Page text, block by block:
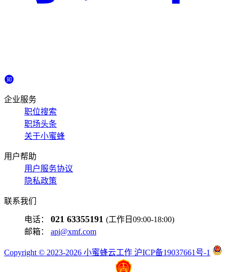
企业服务
职位搜索
职场头条
关于小蜜蜂
用户帮助
用户服务协议
隐私政策
联系我们
电话： 021 63355191 (工作日09:00-18:00)
邮箱： api@xmf.com
Copyright © 2023-2026 小蜜蜂云工作 沪ICP备19037661号-1